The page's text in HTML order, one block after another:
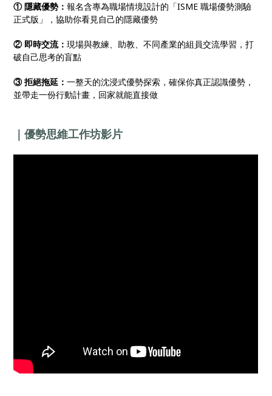
① 隱藏優勢：報名含專為職場情境設計的「ISME 職場優勢測驗
正式版」，協助你看見自己的隱藏優勢
② 即時交流：現場與教練、助教、不同產業的組員交流學習，打
破自己思考的盲點
③ 拒絕拖延：一整天的沈浸式優勢探索，確保你真正認識優勢，
並帶走一份行動計畫，回家就能直接做
｜優勢思維工作坊影片